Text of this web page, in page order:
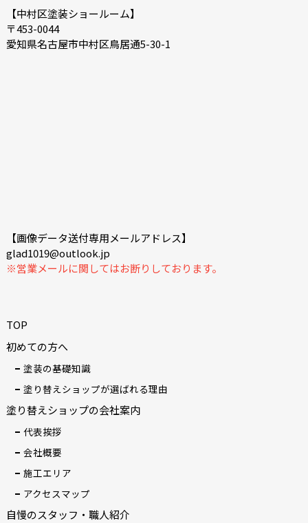
【中村区塗装ショールーム】
〒453-0044
愛知県名古屋市中村区鳥居通5-30-1
【画像データ送付専用メールアドレス】
glad1019@outlook.jp
※営業メールに関してはお断りしております。
TOP
初めての方へ
塗装の基礎知識
塗り替えショップが選ばれる理由
塗り替えショップの会社案内
代表挨拶
会社概要
施工エリア
アクセスマップ
自慢のスタッフ・職人紹介